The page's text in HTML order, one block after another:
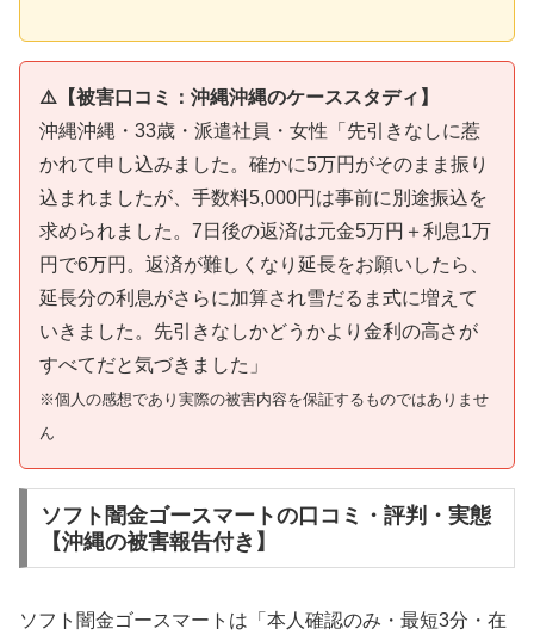
⚠️【被害口コミ：沖縄沖縄のケーススタディ】
沖縄沖縄・33歳・派遣社員・女性「先引きなしに惹
かれて申し込みました。確かに5万円がそのまま振り
込まれましたが、手数料5,000円は事前に別途振込を
求められました。7日後の返済は元金5万円＋利息1万
円で6万円。返済が難しくなり延長をお願いしたら、
延長分の利息がさらに加算され雪だるま式に増えて
いきました。先引きなしかどうかより金利の高さが
すべてだと気づきました」
※個人の感想であり実際の被害内容を保証するものではありませ
ん
ソフト闇金ゴースマートの口コミ・評判・実態
【沖縄の被害報告付き】
ソフト闇金ゴースマートは「本人確認のみ・最短3分・在